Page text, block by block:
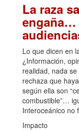
La raza
engaña…
Lo que dicen en
¿Información,
realidad, nada
rechaza que
según ella son
combustible”…
Interoceánico no
Impacto